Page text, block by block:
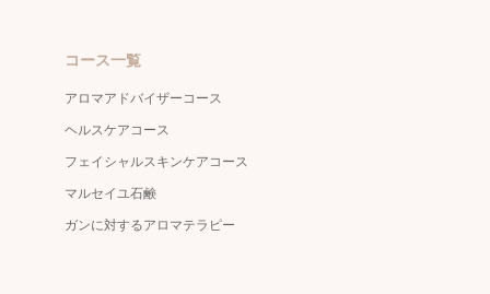
コース一覧
アロマアドバイザーコース
ヘルスケアコース
フェイシャルスキンケアコース
マルセイユ石鹸
ガンに対するアロマテラピー